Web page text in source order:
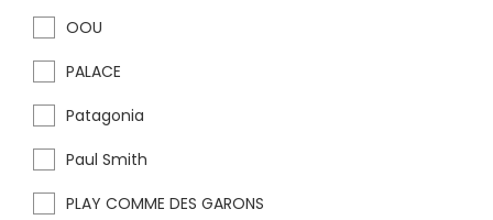
OOU
PALACE
Patagonia
Paul Smith
PLAY COMME DES GARONS